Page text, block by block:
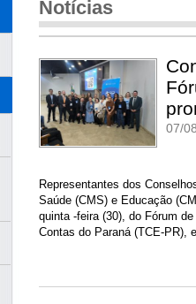
Notícias
07/
Representantes dos
Saúde (CMS) e Educação
quinta -feira (30), do Fórum
Contas do Paraná (TCE-PR),